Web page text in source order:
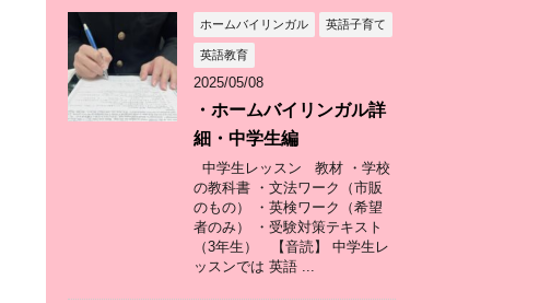
ホームバイリンガル 英語子育て
英語教育
2025/05/08
・ホームバイリンガル詳
細・中学生編
中学生レッスン 教材 ・学校
の教科書 ・文法ワーク（市販
のもの） ・英検ワーク（希望
者のみ） ・受験対策テキスト
（3年生） 【音読】 中学生レ
ッスンでは 英語 ...